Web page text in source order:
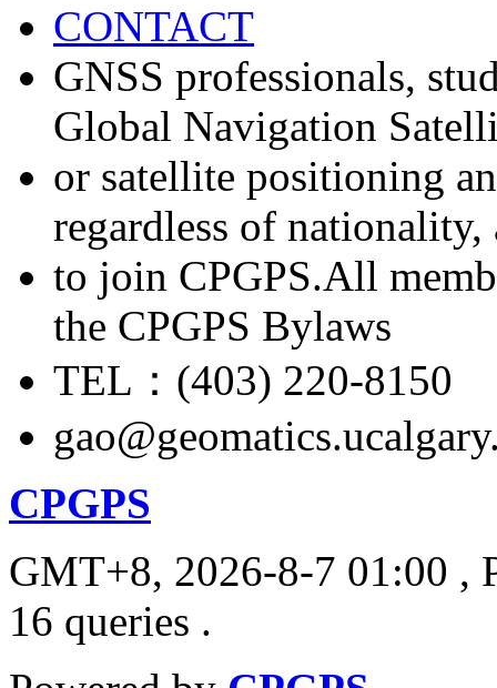
CONTACT
GNSS professionals,
Global Navigation
or satellite positioning
regardless of nationality,
to join CPGPS.All
the CPGPS Bylaws
TEL：(403) 220-8150
CPGPS
GMT+8, 2026-8-7 01:00 ,
16 queries .